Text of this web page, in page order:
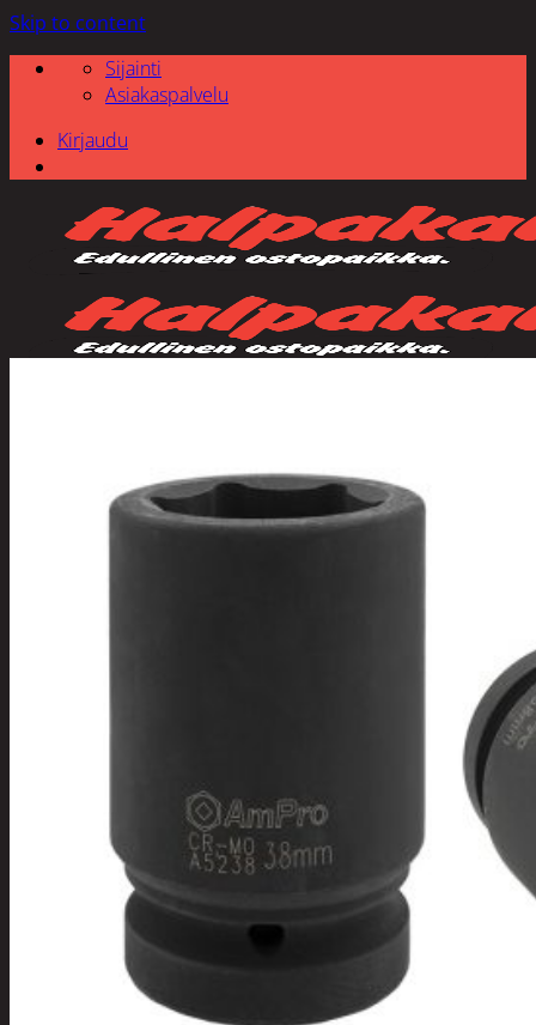
Skip to content
Sijainti
Asiakaspalvelu
Kirjaudu
Joulu- ja kausivalot
Eläimet ja
Kyntteliköt
Valoketjut ja
kuusenvalot
Kranssit ja
asetelmat
Tontut ja
muut
Joulutekstiilit
Paketointi
Marjastus